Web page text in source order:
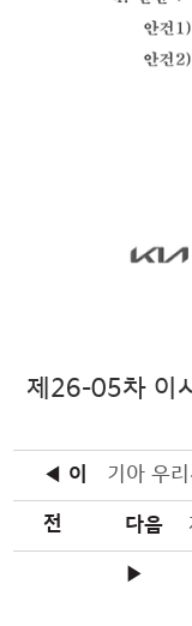
제26-05차 이
◀ 이
전
기아 우
다음
▶